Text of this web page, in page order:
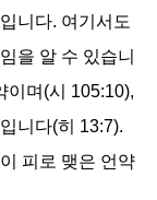
니다. 여기서도
을 알 수 있습니
이며 (시 105:10),
니다(히 13:7).
피로 맺은 언약